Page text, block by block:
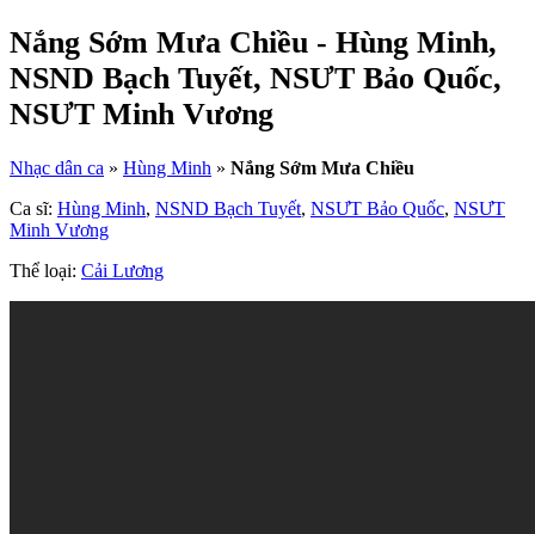
Nắng Sớm Mưa Chiều - Hùng Minh,
NSND Bạch Tuyết, NSƯT Bảo Quốc,
NSƯT Minh Vương
Nhạc dân ca » Hùng Minh » Nắng Sớm Mưa Chiều
Ca sĩ: Hùng Minh, NSND Bạch Tuyết, NSƯT Bảo Quốc, NSƯT
Minh Vương
Thể loại: Cải Lương